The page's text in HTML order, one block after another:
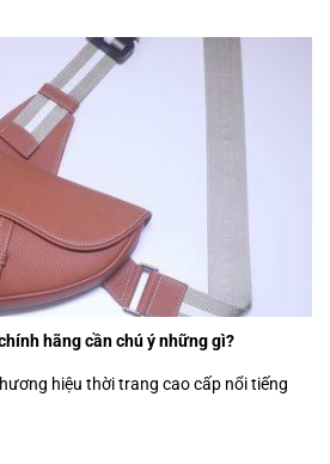
hãng cần chú ý những gì?
hiệu thời trang cao cấp nổi tiếng